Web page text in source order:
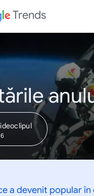
Trends
a devenit popular în